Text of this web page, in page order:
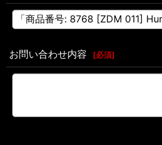
お問い合わせ内容 [必須]